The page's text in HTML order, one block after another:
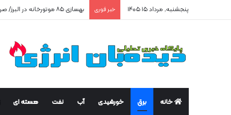
پنجشنبه, مرداد ۱۵ ۱۴۰۵ خبر فوری بهسازی ۸۵ موتورخانه در البرز/ صرفه‌جویی ۲۵۰ هزار مترمکعبی گاز در سه ماه
خانه برق خورشیدی آب نفت هسته ای